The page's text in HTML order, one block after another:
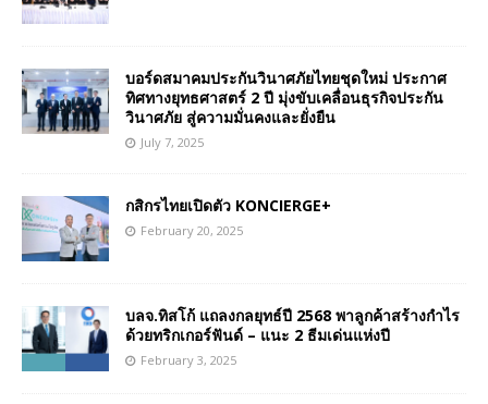
บอร์ดสมาคมประกันวินาศภัยไทยชุดใหม่ ประกาศ
ทิศทางยุทธศาสตร์ 2 ปี มุ่งขับเคลื่อนธุรกิจประกัน
วินาศภัย สู่ความมั่นคงและยั่งยืน
July 7, 2025
กสิกรไทยเปิดตัว KONCIERGE+
February 20, 2025
บลจ.ทิสโก้ แถลงกลยุทธ์ปี 2568 พาลูกค้าสร้างกำไร
ด้วยทริกเกอร์ฟันด์ – แนะ 2 ธีมเด่นแห่งปี
February 3, 2025